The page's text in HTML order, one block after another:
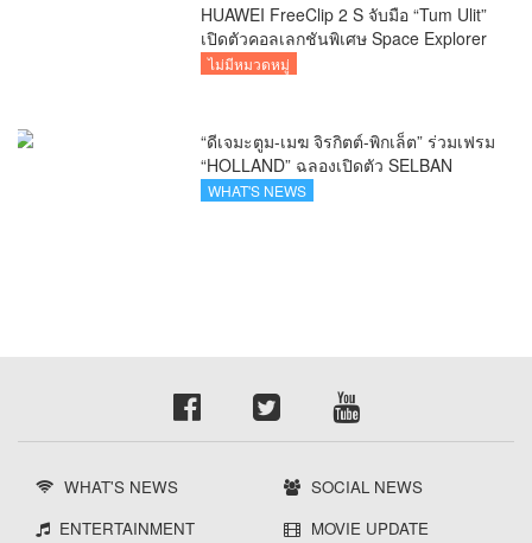
HUAWEI FreeClip 2 S จับมือ “Tum Ulit”
เปิดตัวคอลเลกชันพิเศษ Space Explorer
ถ่ายทอดศิลปะบนเคสหูฟัง
ไม่มีหมวดหมู่
“ดีเจมะตูม-เมฆ จิรกิตต์-พิกเล็ต” ร่วมเฟรม
“HOLLAND” ฉลองเปิดตัว SELBAN
แบรนด์แฟชั่นครีเอทีฟ เชื่อมคัลเจอร์ไทย-
WHAT'S NEWS
WHAT'S NEWS
SOCIAL NEWS
ENTERTAINMENT
MOVIE UPDATE